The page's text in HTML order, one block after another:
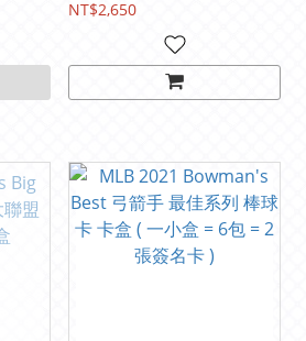
白金慶典 系列 棒球卡 卡盒
NT$2,650